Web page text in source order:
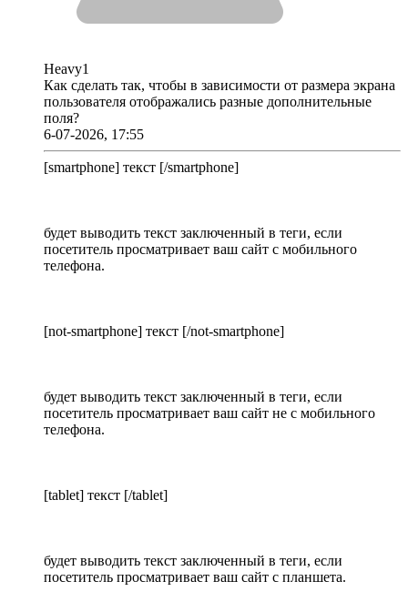
Heavy1
Как сделать так, чтобы в зависимости от размера экрана
пользователя отображались разные дополнительные
поля?
6-07-2026, 17:55
[smartphone] текст [/smartphone]
будет выводить текст заключенный в теги, если
посетитель просматривает ваш сайт с мобильного
телефона.
[not-smartphone] текст [/not-smartphone]
будет выводить текст заключенный в теги, если
посетитель просматривает ваш сайт не с мобильного
телефона.
[tablet] текст [/tablet]
будет выводить текст заключенный в теги, если
посетитель просматривает ваш сайт с планшета.